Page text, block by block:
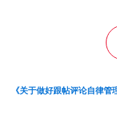
《关于做好跟帖评论自律管